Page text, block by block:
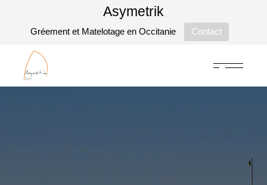
Asymetrik
Gréement et Matelotage en Occitanie Contact